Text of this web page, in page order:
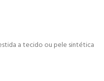
a tecido ou pele sintética